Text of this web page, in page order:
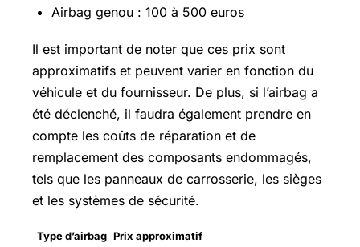
Airbag genou : 100 à 500 euros
Il est important de noter que ces prix sont
approximatifs et peuvent varier en fonction du
véhicule et du fournisseur. De plus, si l’airbag a
été déclenché, il faudra également prendre en
compte les coûts de réparation et de
remplacement des composants endommagés,
tels que les panneaux de carrosserie, les sièges
et les systèmes de sécurité.
Type d’airbag Prix approximatif